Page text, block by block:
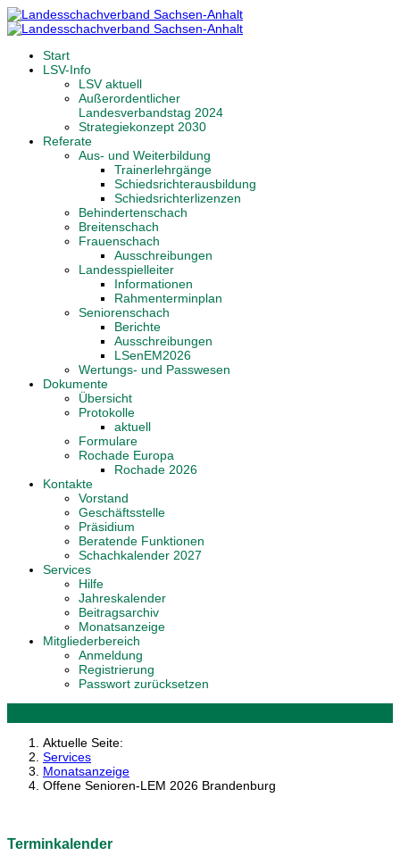
Start
LSV-Info
LSV aktuell
Außerordentlicher
Landesverbandstag 2024
Strategiekonzept 2030
Referate
Aus- und Weiterbildung
Trainerlehrgänge
Schiedsrichterausbildung
Schiedsrichterlizenzen
Behindertenschach
Breitenschach
Frauenschach
Ausschreibungen
Landesspielleiter
Informationen
Rahmenterminplan
Seniorenschach
Berichte
Ausschreibungen
LSenEM2026
Wertungs- und Passwesen
Dokumente
Übersicht
Protokolle
aktuell
Formulare
Rochade Europa
Rochade 2026
Kontakte
Vorstand
Geschäftsstelle
Präsidium
Beratende Funktionen
Schachkalender 2027
Services
Hilfe
Jahreskalender
Beitragsarchiv
Monatsanzeige
Mitgliederbereich
Anmeldung
Registrierung
Passwort zurücksetzen
Aktuelle Seite:
Services
Monatsanzeige
Offene Senioren-LEM 2026 Brandenburg
Terminkalender